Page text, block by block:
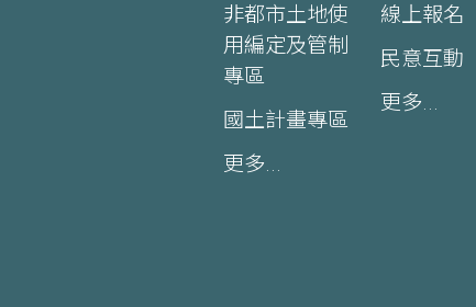
非都市土地使
用編定及管制
專區
國土計畫專區
更多...
線上報名
民意互動
更多...